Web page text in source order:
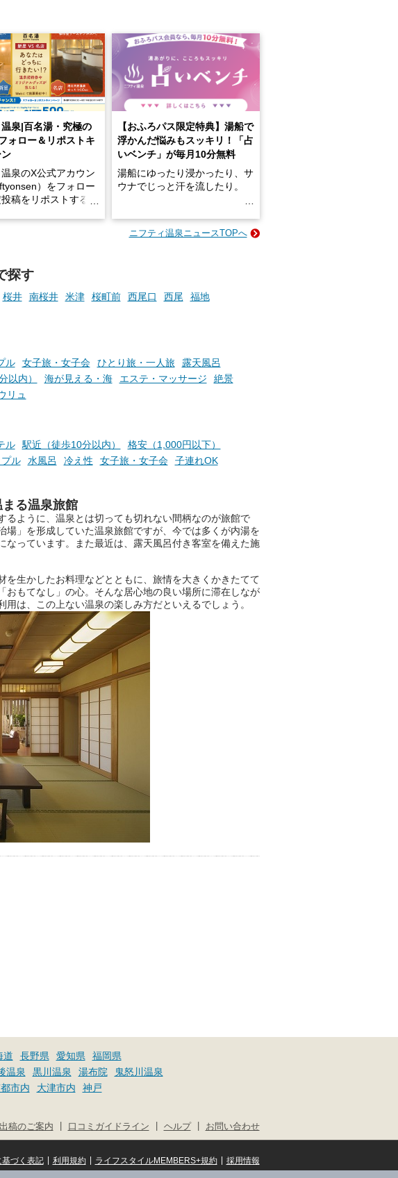
泉|百名湯・究極の
ォロー＆リポストキ
泉のX公式アカウン
）をフォロー
稿をリポストする
【おふろパス限定特典】湯船で
浮かんだ悩みもスッキリ！「占
いベンチ」が毎月10分無料
湯船にゆったり浸かったり、サ
ウナでじっと汗を流したり。
そんな「一人でぼんやり過ごす
でくることはありませんか？
らこそ向き合える、大切な自分
の本音。
とができるサービスです。
別なひとときを「毎月10分無
料」でご利用いただけます。
お湯で体がほぐれたら、次は占
い師さんとお話しして、心もほ
ぐしてみませんか？
ニフティ温泉ニュースTOPへ
探す
桜井 南桜井 米津 桜町前 西尾口 西尾
福地
ル 女子旅・女子会 ひとり旅・一人旅
露天風呂
以内） 海が見える・海 エステ・マッサージ
絶景
リュ
ル 駅近（徒歩10分以内）
格安（1,000円以下）
ル 水風呂 冷え性 女子旅・女子会
子連れOK
る温泉旅館
るように、温泉とは切っても切れない間柄なのが旅館で
場」を形成していた温泉旅館ですが、今では多くが内湯を
なっています。また最近は、露天風呂付き客室を備えた施
を生かしたお料理などとともに、旅情を大きくかきたてて
おもてなし」の心。そんな居心地の良い場所に滞在しなが
は、この上ない温泉の楽しみ方だといえるでしょう。
道 長野県 愛知県
福岡県
温泉 黒川温泉 湯布院
鬼怒川温泉
市内 大津市内
神戸
お問い合わせ
ヘルプ
口コミガイドライン
稿のご案内
採用情報
ライフスタイルMEMBERS+規約
利用規約
づく表記